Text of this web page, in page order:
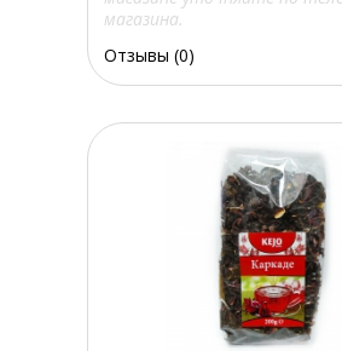
магазина.
Отзывы (0)